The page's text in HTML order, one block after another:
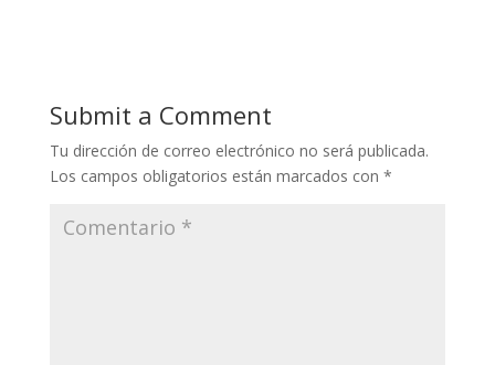
Submit a Comment
Tu dirección de correo electrónico no será publicada.
Los campos obligatorios están marcados con *